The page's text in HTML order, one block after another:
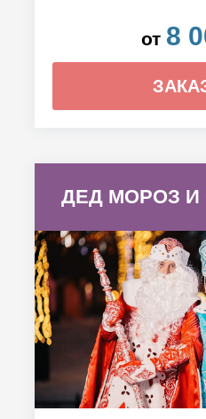
от 8
ДЕД МОРОЗ И